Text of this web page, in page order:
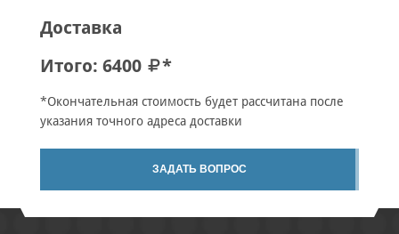
Доставка
Итого: 6400 *
*Окончательная стоимость будет рассчитана после
указания точного адреса доставки
ЗАДАТЬ ВОПРОС